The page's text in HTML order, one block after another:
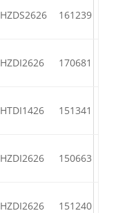
HZDS2626 161239
HZDI2626 170681
HTDI1426 151341
HZDI2626 150663
HZDI2626 151240